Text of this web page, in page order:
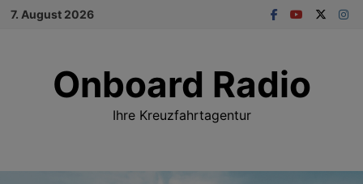
Zum
7. August 2026
Onboard Radio
Ihre Kreuzfahrtagentur